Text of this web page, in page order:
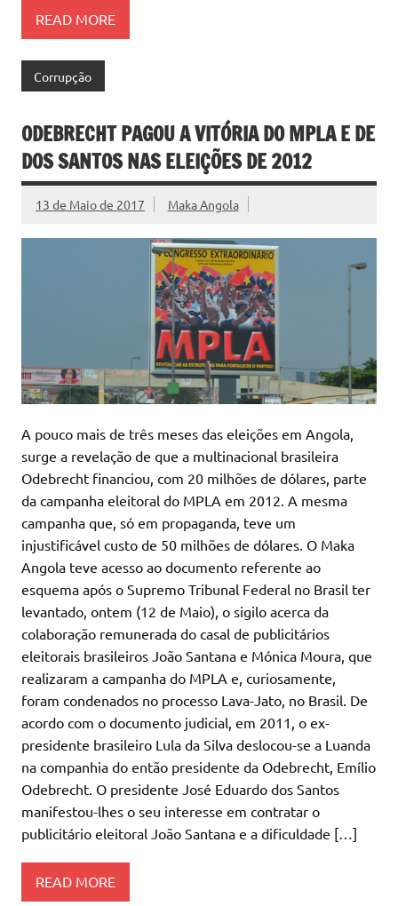
READ MORE
Corrupção
ODEBRECHT PAGOU A VITÓRIA DO MPLA E DE
DOS SANTOS NAS ELEIÇÕES DE 2012
13 de Maio de 2017 Maka Angola
A pouco mais de três meses das eleições em Angola,
surge a revelação de que a multinacional brasileira
Odebrecht financiou, com 20 milhões de dólares, parte
da campanha eleitoral do MPLA em 2012. A mesma
campanha que, só em propaganda, teve um
injustificável custo de 50 milhões de dólares. O Maka
Angola teve acesso ao documento referente ao
esquema após o Supremo Tribunal Federal no Brasil ter
levantado, ontem (12 de Maio), o sigilo acerca da
colaboração remunerada do casal de publicitários
eleitorais brasileiros João Santana e Mónica Moura, que
realizaram a campanha do MPLA e, curiosamente,
foram condenados no processo Lava-Jato, no Brasil. De
acordo com o documento judicial, em 2011, o ex-
presidente brasileiro Lula da Silva deslocou-se a Luanda
na companhia do então presidente da Odebrecht, Emílio
Odebrecht. O presidente José Eduardo dos Santos
manifestou-lhes o seu interesse em contratar o
publicitário eleitoral João Santana e a dificuldade […]
READ MORE